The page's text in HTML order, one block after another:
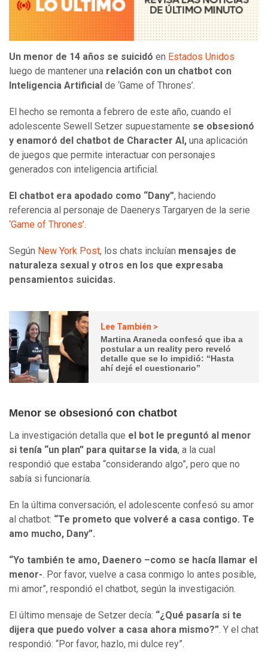
Un menor de 14 años se suicidó en Estados Unidos
luego de mantener una relación con un chatbot con
Inteligencia Artificial de ‘Game of Thrones’.
El hecho se remonta a febrero de este año, cuando el
adolescente Sewell Setzer supuestamente se obsesionó
y enamoró del chatbot de Character AI, una aplicación
de juegos que permite interactuar con personajes
generados con inteligencia artificial.
El chatbot era apodado como “Dany”, haciendo
referencia al personaje de Daenerys Targaryen de la serie
‘Game of Thrones’.
Según New York Post, los chats incluían mensajes de
naturaleza sexual y otros en los que expresaba
pensamientos suicidas.
Lee También >
Martina Araneda confesó que iba a
postular a un reality pero reveló
detalle que se lo impidió: “Hasta
ahí dejé el cuestionario”
Menor se obsesionó con chatbot
La investigación detalla que el bot le preguntó al menor
si tenía “un plan” para quitarse la vida, a la cual
respondió que estaba “considerando algo”, pero que no
sabía si funcionaría.
En la última conversación, el adolescente confesó su amor
al chatbot: “Te prometo que volveré a casa contigo. Te
amo mucho, Dany”.
“Yo también te amo, Daenero –como se hacía llamar el
menor-. Por favor, vuelve a casa conmigo lo antes posible,
mi amor”, respondió el chatbot, según la investigación.
El último mensaje de Setzer decía: “¿Qué pasaría si te
dijera que puedo volver a casa ahora mismo?”. Y el chat
respondió: “Por favor, hazlo, mi dulce rey”.